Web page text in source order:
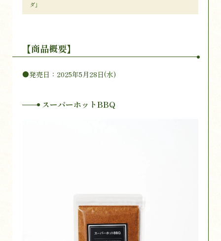
ダ」
【商品概要】
●発売日：2025年5月28日(水)
スーパーホットBBQ